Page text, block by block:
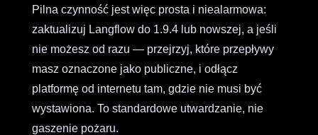
Pilna czynność jest więc prosta i niealarmowa:
zaktualizuj Langflow do 1.9.4 lub nowszej, a jeśli
nie możesz od razu — przejrzyj, które przepływy
masz oznaczone jako publiczne, i odłącz
platformę od internetu tam, gdzie nie musi być
wystawiona. To standardowe utwardzanie, nie
gaszenie pożaru.